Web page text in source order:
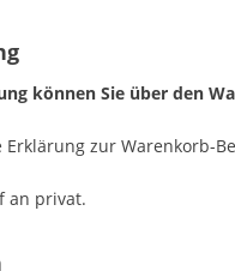
können Sie über den
Erklärung zur Warenkorb-
an privat.